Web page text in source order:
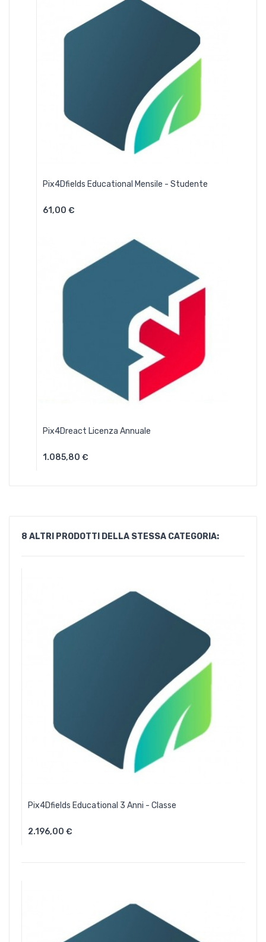
Pix4Dfields Educational Mensile - Studente
61,00 €Aggiungi Al Carrello
Pix4Dreact Licenza Annuale
1.085,80 €
Aggiungi Al Carrello
8 ALTRI PRODOTTI DELLA STESSA CATEGORIA:
Pix4Dfields Educational 3 Anni - Classe
2.196,00 €Aggiungi Al Carrello